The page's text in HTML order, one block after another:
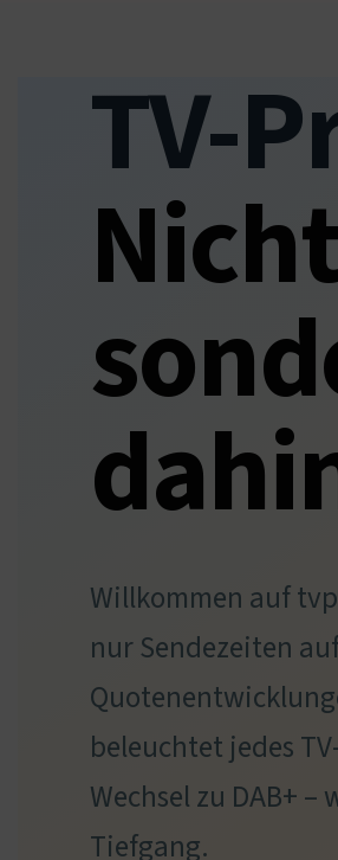
TV-
Willkommen auf
nur Sendezeiten
beleuchtet jedes
Wechsel zu DAB+
Tiefgang.